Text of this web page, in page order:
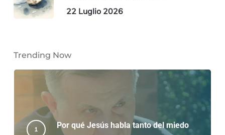
22 Luglio 2026
Trending Now
Por qué Jesús habla tanto del miedo